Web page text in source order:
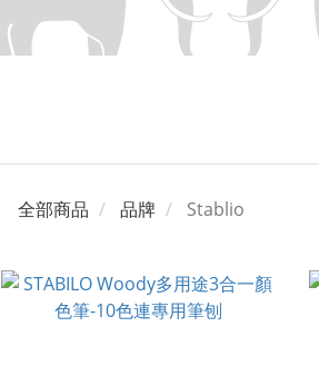
全部商品 品牌 Stablio